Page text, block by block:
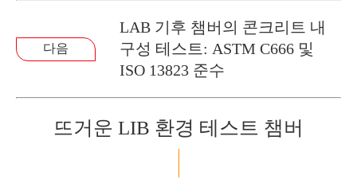
다음
LAB 기후 챔버의 콘크리트 내
구성 테스트: ASTM C666 및
ISO 13823 준수
뜨거운 LIB 환경 테스트 챔버